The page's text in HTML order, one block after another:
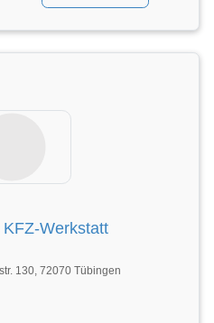
Werkstatt
130, 72070 Tübingen